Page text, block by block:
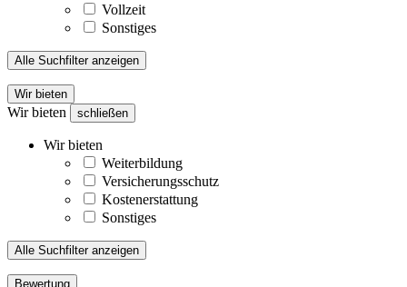
Vollzeit
Sonstiges
Alle Suchfilter anzeigen
Wir bieten
Wir bieten schließen
Wir bieten
Weiterbildung
Versicherungsschutz
Kostenerstattung
Sonstiges
Alle Suchfilter anzeigen
Bewertung